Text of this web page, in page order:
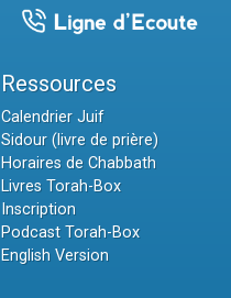
Ressources
Calendrier Juif
Sidour (livre de prière)
Horaires de Chabbath
Livres Torah-Box
Inscription
Podcast Torah-Box
English Version